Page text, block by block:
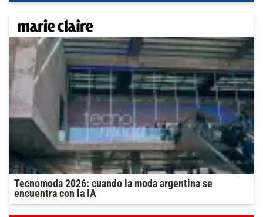
Tecnomoda 2026: cuando la moda argentina se
encuentra con la IA